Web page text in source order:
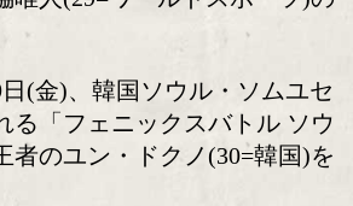
59 Days 19 : 31 : 58
ジムは6日、OPBF東洋
パシフィック・スーパ